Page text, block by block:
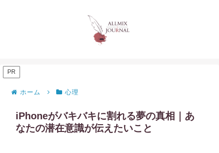
PR
ホーム 心理
iPhoneがバキバキに割れる夢の真相｜あ
なたの潜在意識が伝えたいこと